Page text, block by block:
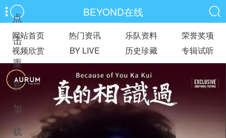
点
击
重
新
加
载
BEYOND在线
网站首页 热门资讯 乐队资料
荣誉奖项
视频欣赏
BY LIVE 历史珍藏 专辑试听